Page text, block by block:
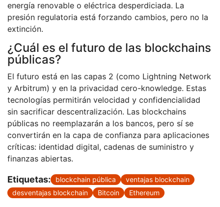
energía renovable o eléctrica desperdiciada. La
presión regulatoria está forzando cambios, pero no la
extinción.
¿Cuál es el futuro de las blockchains
públicas?
El futuro está en las capas 2 (como Lightning Network
y Arbitrum) y en la privacidad cero-knowledge. Estas
tecnologías permitirán velocidad y confidencialidad
sin sacrificar descentralización. Las blockchains
públicas no reemplazarán a los bancos, pero sí se
convertirán en la capa de confianza para aplicaciones
críticas: identidad digital, cadenas de suministro y
finanzas abiertas.
Etiquetas: blockchain pública
ventajas blockchain
desventajas blockchain
Bitcoin Ethereum